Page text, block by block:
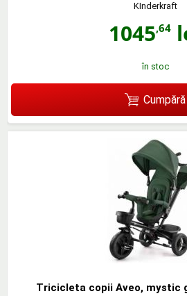
KInderkraft
1045,64
în stoc
Cumpără
Tricicleta copii Aveo, mystic